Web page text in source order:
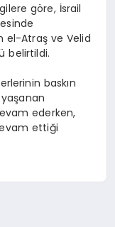
göre, İsrail
el-Atraş ve Velid
belirtildi.
baskın
yaşanan
ederken,
ettiği